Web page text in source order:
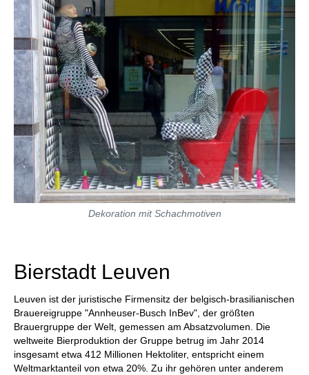
Dekoration mit Schachmotiven
Bierstadt Leuven
Leuven ist der juristische Firmensitz der belgisch-brasilianischen
Brauereigruppe "Annheuser-Busch InBev", der größten
Brauergruppe der Welt, gemessen am Absatzvolumen. Die
weltweite Bierproduktion der Gruppe betrug im Jahr 2014
insgesamt etwa 412 Millionen Hektoliter, entspricht einem
Weltmarktanteil von etwa 20%. Zu ihr gehören unter anderem